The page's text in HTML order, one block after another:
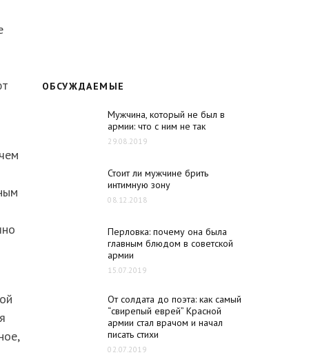
ОБСУЖДАЕМЫЕ
Мужчина, который не был в
армии: что с ним не так
29.08.2019
Стоит ли мужчине брить
интимную зону
08.12.2018
Перловка: почему она была
главным блюдом в советской
армии
15.07.2019
От солдата до поэта: как самый
“свирепый еврей” Красной
армии стал врачом и начал
писать стихи
02.07.2019